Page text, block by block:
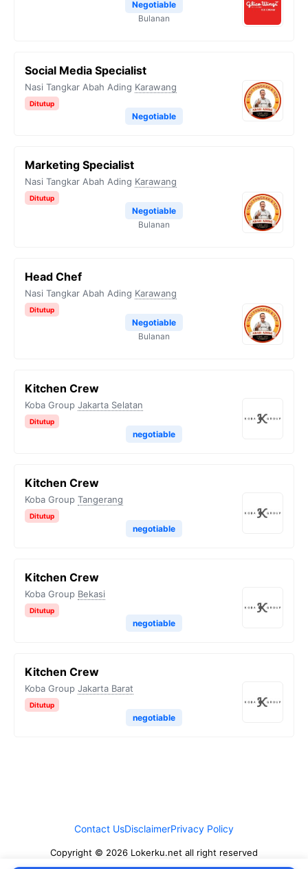
Negotiable
Bulanan
Social Media Specialist
Nasi Tangkar Abah Ading Karawang
Ditutup
Negotiable
Marketing Specialist
Nasi Tangkar Abah Ading Karawang
Ditutup
Negotiable
Bulanan
Head Chef
Nasi Tangkar Abah Ading Karawang
Ditutup
Negotiable
Bulanan
Kitchen Crew
Koba Group Jakarta Selatan
Ditutup
negotiable
Kitchen Crew
Koba Group Tangerang
Ditutup
negotiable
Kitchen Crew
Koba Group Bekasi
Ditutup
negotiable
Kitchen Crew
Koba Group Jakarta Barat
Ditutup
negotiable
Contact UsDisclaimerPrivacy Policy
Copyright © 2026 Lokerku.net all right reserved